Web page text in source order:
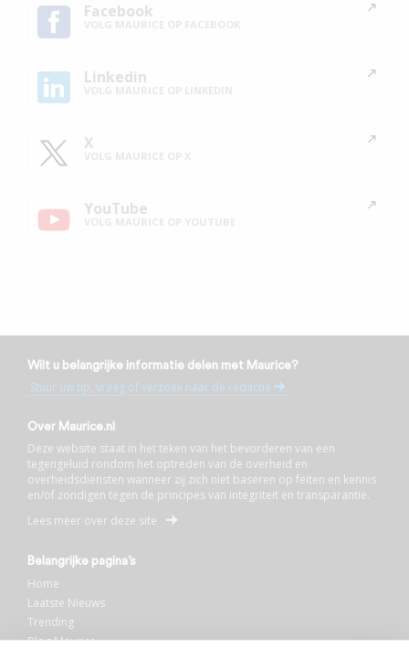
Facebook
Linkedin
X
YouTube
Wilt u belangrijke informatie delen met Maurice?
Stuur uw tip, vraag of verzoek naar de redactie
Over Maurice.nl
Deze website staat in het teken van het bevorderen van een
tegengeluid rondom het optreden van de overheid en
overheidsdiensten wanneer zij zich niet baseren op feiten en kennis
en/of zondigen tegen de principes van integriteit en transparantie.
Lees meer over deze site
Belangrijke pagina’s
Home
Laatste Nieuws
Trending
Blog Maurice